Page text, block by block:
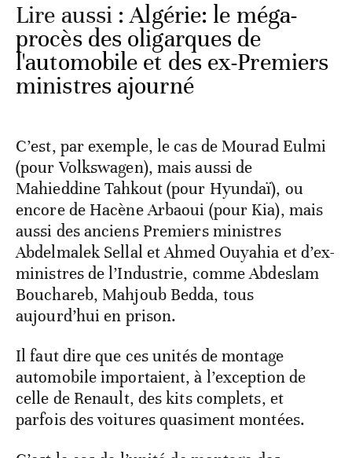
Lire aussi :Algérie: le méga-
procès des oligarques de
l'automobile et des ex-Premiers
ministres ajourné
C’est, par exemple, le cas de Mourad Eulmi
(pour Volkswagen), mais aussi de
Mahieddine Tahkout (pour Hyundaï), ou
encore de Hacène Arbaoui (pour Kia), mais
aussi des anciens Premiers ministres
Abdelmalek Sellal et Ahmed Ouyahia et d’ex-
ministres de l’Industrie, comme Abdeslam
Bouchareb, Mahjoub Bedda, tous
aujourd’hui en prison.
Il faut dire que ces unités de montage
automobile importaient, à l’exception de
celle de Renault, des kits complets, et
parfois des voitures quasiment montées.